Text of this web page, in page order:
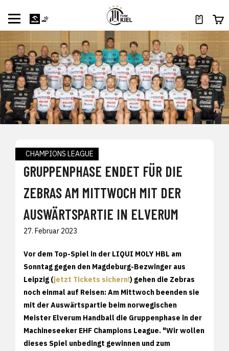
CHAMPIONS LEAGUE
GRUPPENPHASE ENDET FÜR DIE
ZEBRAS AM MITTWOCH MIT DER
AUSWÄRTSPARTIE IN ELVERUM
27. Februar 2023
Vor dem Top-Spiel in der LIQUI MOLY HBL am
Sonntag gegen den Magdeburg-Bezwinger aus
Leipzig (jetzt Tickets sichern!) gehen die Zebras
noch einmal auf Reisen: Am Mittwoch beenden sie
mit der Auswärtspartie beim norwegischen
Meister Elverum Handball die Gruppenphase in der
Machineseeker EHF Champions League. "Wir wollen
dieses Spiel unbedingt gewinnen und zum